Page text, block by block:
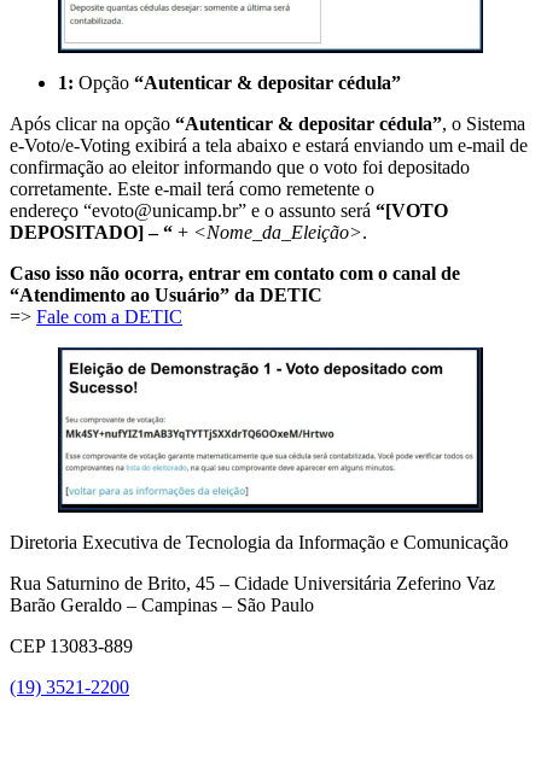
1: Opção “Autenticar & depositar cédula”
Após clicar na opção “Autenticar & depositar cédula”, o Sistema
e-Voto/e-Voting exibirá a tela abaixo e estará enviando um e-mail de
confirmação ao eleitor informando que o voto foi depositado
corretamente. Este e-mail terá como remetente o
endereço “evoto@unicamp.br” e o assunto será “[VOTO
DEPOSITADO] – “ + <Nome_da_Eleição>.
Caso isso não ocorra, entrar em contato com o canal de
“Atendimento ao Usuário” da DETIC
=> Fale com a DETIC
Diretoria Executiva de Tecnologia da Informação e Comunicação
Rua Saturnino de Brito, 45 – Cidade Universitária Zeferino Vaz
Barão Geraldo – Campinas – São Paulo
CEP 13083-889
(19) 3521-2200